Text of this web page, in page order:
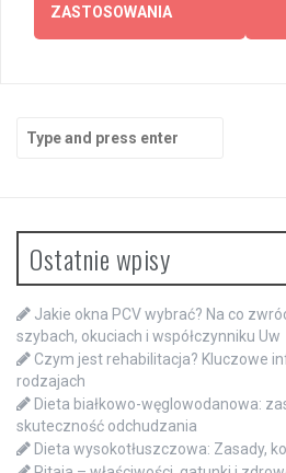
ZASTOSOWANIA
for:
Ostatnie wpisy
Jakie okna PCV wybrać? Na co
szybach, okuciach i współczynniku Uw
Czym jest rehabilitacja? Kluczowe
rodzajach
Dieta białkowo-węglowodanowa:
skuteczność odchudzania
Dieta wysokotłuszczowa: Zasady,